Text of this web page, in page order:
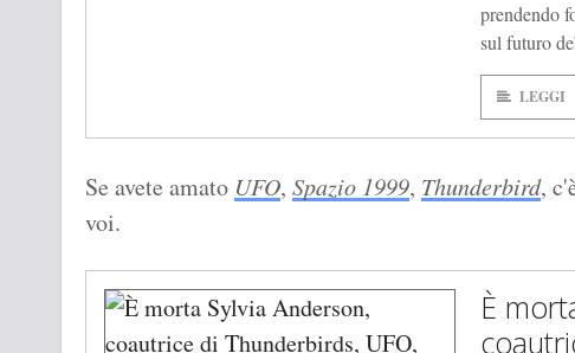
prendendo
sul futuro
LEGGI
Se avete amato UFO, Spazio 1999, Thunderbird,
voi.
È